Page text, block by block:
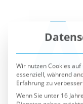
Wir nutzen Cookies
Erfahrung zu
Wenn Sie unter 16
um Erlaubnis bitten.